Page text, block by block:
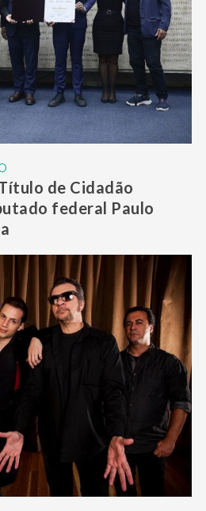
de Cidadão
federal Paulo